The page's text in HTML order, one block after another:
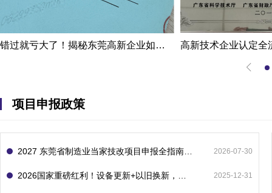
错过就亏大了！揭秘东莞高新企业如何轻松拿下省级技术改造项目300万补贴
项目申报政策
2026-07-30
2025-12-31